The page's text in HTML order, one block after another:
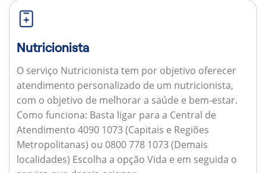
Nutricionista
O serviço Nutricionista tem por objetivo oferecer
atendimento personalizado de um nutricionista,
com o objetivo de melhorar a saúde e bem-estar.
Como funciona: Basta ligar para a Central de
Atendimento 4090 1073 (Capitais e Regiões
Metropolitanas) ou 0800 778 1073 (Demais
localidades) Escolha a opção Vida e em seguida o